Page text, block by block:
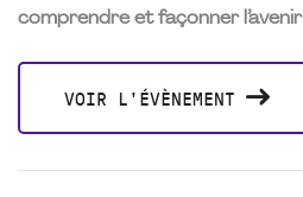
comprendre et façonner l’avenir
VOIR L'ÉVÈNEMENT